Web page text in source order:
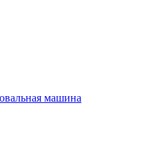
машина